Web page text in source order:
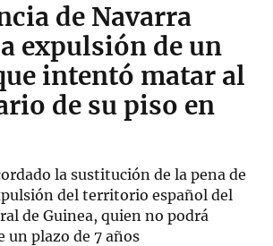
de Navarra
expulsión de un
intentó matar al
de su piso en
la sustitución de la pena de
del territorio español del
de Guinea, quien no podrá
un plazo de 7 años